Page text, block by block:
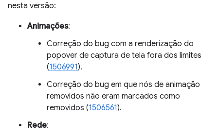
nesta versão:
Animações:
Correção do bug com a renderização do
popover de captura de tela fora dos limites
(1506991).
Correção do bug em que nós de animação
removidos não eram marcados como
removidos (1506561).
Rede: